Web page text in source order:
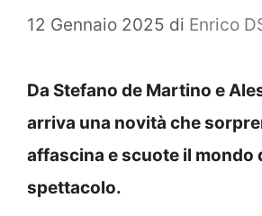
12 Gennaio 2025 di Enrico
Da Stefano de Martino e
arriva una novità che
affascina e scuote il mondo
spettacolo.